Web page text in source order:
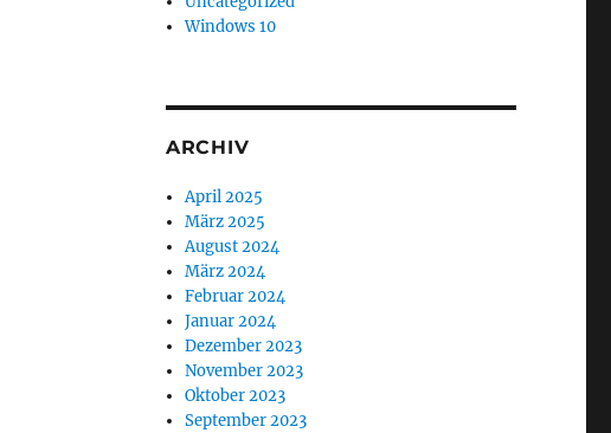
Windows 10
ARCHIV
April 2025
März 2025
August 2024
März 2024
Februar 2024
Januar 2024
Dezember 2023
November 2023
Oktober 2023
September 2023